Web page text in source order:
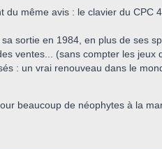
du même avis : le clavier du CPC
sortie en 1984, en plus de ses
ventes... (sans compter les
: un vrai renouveau dans le
beaucoup de néophytes à la